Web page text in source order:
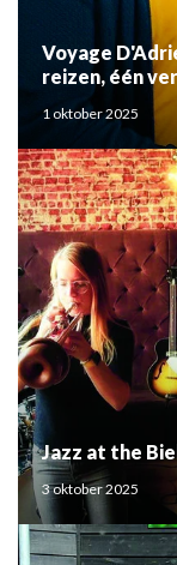
Voyage
reizen, één
Mouden
1 oktober 2025
Jazz at the
3 oktober 2025